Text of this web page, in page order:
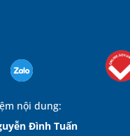
nội dung:
Đình Tuấn